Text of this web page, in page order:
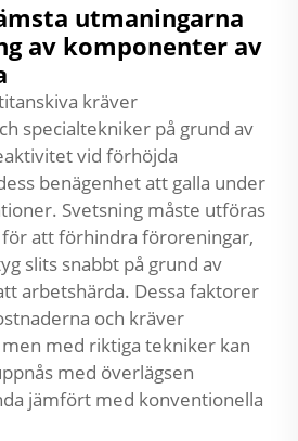
utmaningarna
av komponenter av
kräver
specialtekniker på grund av
vid förhöjda
benägenhet att galla under
Svetsning måste utföras
att förhindra föroreningar,
slits snabbt på grund av
arbetshärda. Dessa faktorer
och kräver
med riktiga tekniker kan
med överlägsen
jämfört med konventionella